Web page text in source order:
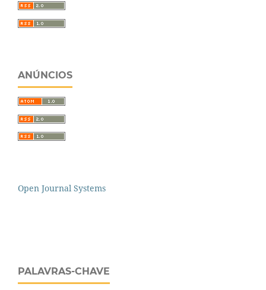
ANÚNCIOS
Open Journal Systems
PALAVRAS-CHAVE